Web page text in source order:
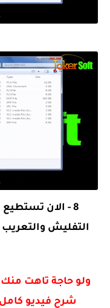
8 - الان
التفليش
ولو حاجة تاهت
شرح فيديو كامل